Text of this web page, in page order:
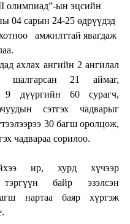
олимпиад”-ын эцсийн
04 сарын 24-25 өдрүүдэд
амжилттай явагдаж
ахлах ангийн 2 ангилал
шалгарсан 21 аймаг,
9 дүүргийн 60 сурагч,
сэтгэх чадварыг
30 багш оролцож,
чадвараа сорилоо.
ир, хурд хүчээр
байр эзэлсэн
нартаа баяр хүргэж